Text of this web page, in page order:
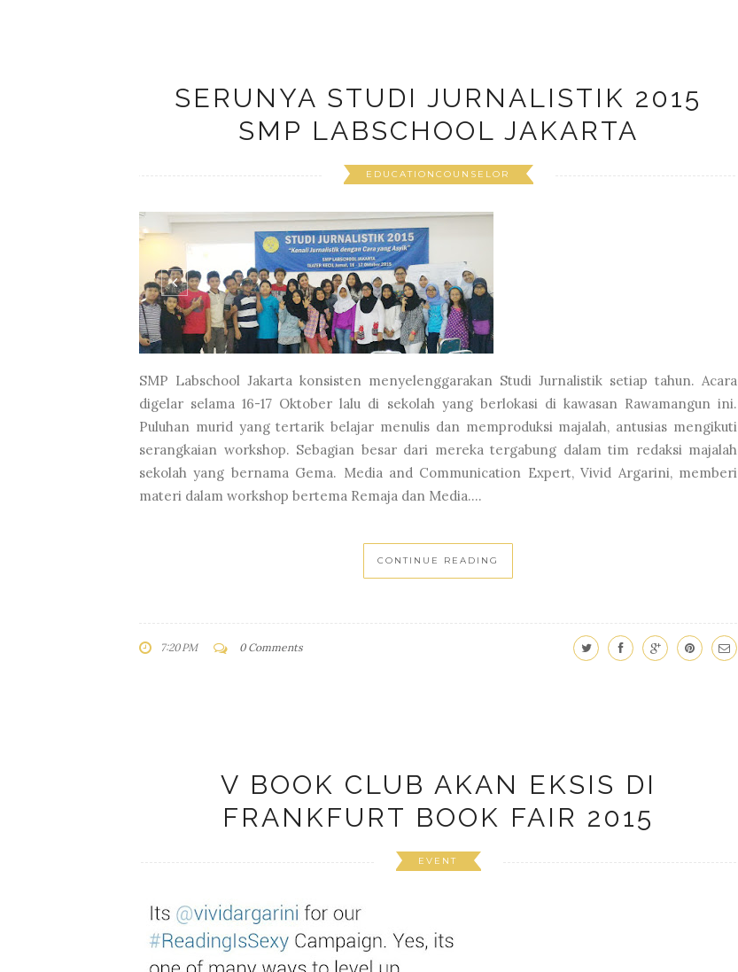
SERUNYA STUDI JURNALISTIK 2015
SMP LABSCHOOL JAKARTA
EDUCATIONCOUNSELOR
SMP Labschool Jakarta konsisten menyelenggarakan Studi Jurnalistik setiap tahun. Acara
digelar selama 16-17 Oktober lalu di sekolah yang berlokasi di kawasan Rawamangun ini.
Puluhan murid yang tertarik belajar menulis dan memproduksi majalah, antusias mengikuti
serangkaian workshop. Sebagian besar dari mereka tergabung dalam tim redaksi majalah
sekolah yang bernama Gema. Media and Communication Expert, Vivid Argarini, memberi
materi dalam workshop bertema Remaja dan Media....
CONTINUE READING
7:20 PM 0 Comments
V BOOK CLUB AKAN EKSIS DI
FRANKFURT BOOK FAIR 2015
EVENT